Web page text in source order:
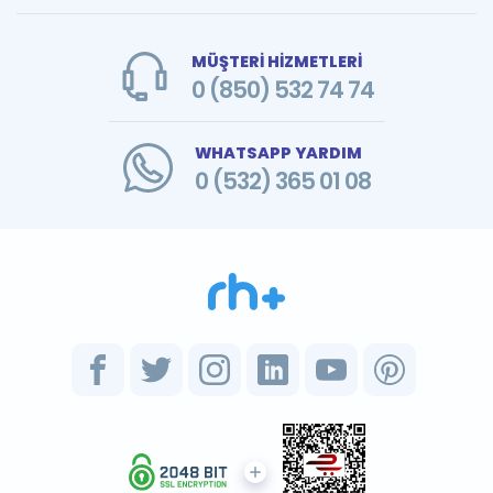
MÜŞTERİ HİZMETLERİ
0 (850) 532 74 74
WHATSAPP YARDIM
0 (532) 365 01 08